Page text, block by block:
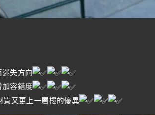
迷失方向
加容錯度
質又更上一層樓的優異